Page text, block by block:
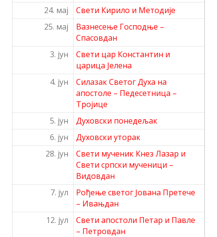
24. мај
Свети Кирило и Методије
25. мај
Вазнесење Господње –
Спасовдан
3. јун
Свети цар Константин и
царица Јелена
4. јун
Силазак Светог Духа на
апостоле – Педесетница –
Тројице
5. јун
Духовски понедељак
6. јун
Духовски уторак
28. јун
Свети мученик Кнез Лазар и
Свети српски мученици –
Видовдан
7. јул
Рођење светог Јована Претече
– Ивањдан
12. јул
Свети апостоли Петар и Павле
– Петровдан